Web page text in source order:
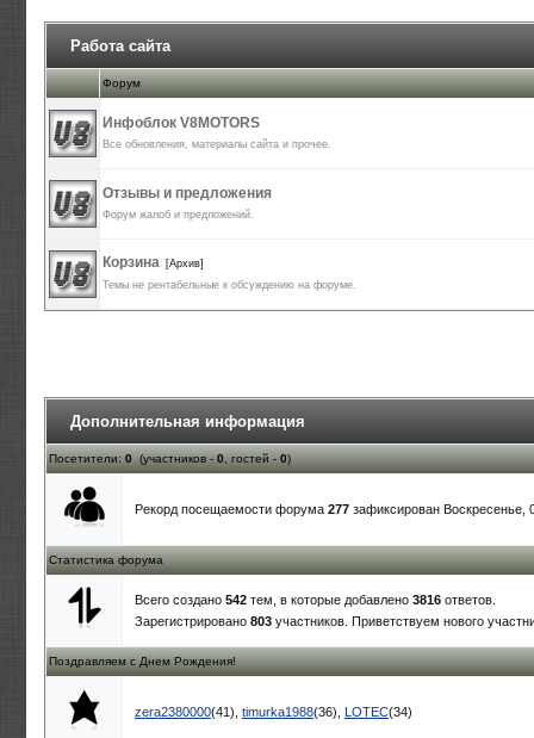
Работа сайта
Форум
Инфоблок V8MOTORS
Все обновления, материалы сайта и прочее.
Отзывы и предложения
Форум жалоб и предложений.
Корзина
[Архив]
Темы не рентабельные к обсуждению на форуме.
Дополнительная информация
Посетители:0(участников -0, гостей -0)
Рекорд посещаемости форума 277 зафиксирован Воскресенье,
Статистика форума
Всего создано 542 тем, в которые добавлено 3816 ответов.
Зарегистрировано 803 участников. Приветствуем нового
Поздравляем с Днем Рождения!
zera2380000(41) timurka1988(36) LOTEC(34)